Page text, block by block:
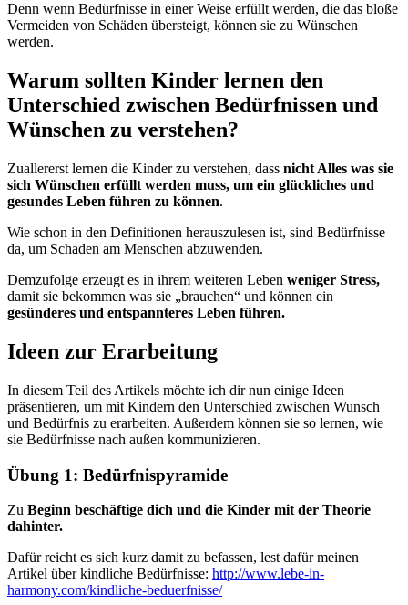
Denn wenn Bedürfnisse in einer Weise erfüllt werden, die das bloße
Vermeiden von Schäden übersteigt, können sie zu Wünschen
werden.
Warum sollten Kinder lernen den
Unterschied zwischen Bedürfnissen und
Wünschen zu verstehen?
Zuallererst lernen die Kinder zu verstehen, dass nicht Alles was sie
sich Wünschen erfüllt werden muss, um ein glückliches und
gesundes Leben führen zu können.
Wie schon in den Definitionen herauszulesen ist, sind Bedürfnisse
da, um Schaden am Menschen abzuwenden.
Demzufolge erzeugt es in ihrem weiteren Leben weniger Stress,
damit sie bekommen was sie „brauchen“ und können ein
gesünderes und entspannteres Leben führen.
Ideen zur Erarbeitung
In diesem Teil des Artikels möchte ich dir nun einige Ideen
präsentieren, um mit Kindern den Unterschied zwischen Wunsch
und Bedürfnis zu erarbeiten. Außerdem können sie so lernen, wie
sie Bedürfnisse nach außen kommunizieren.
Übung 1: Bedürfnispyramide
Zu Beginn beschäftige dich und die Kinder mit der Theorie
dahinter.
Dafür reicht es sich kurz damit zu befassen, lest dafür meinen
Artikel über kindliche Bedürfnisse: http://www.lebe-in-
harmony.com/kindliche-beduerfnisse/